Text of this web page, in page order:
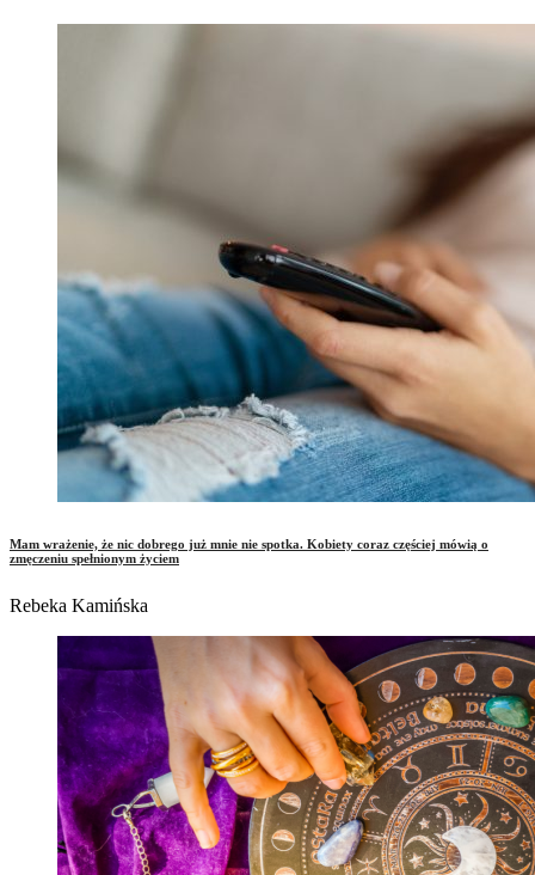
Mam wrażenie, że nic dobrego już mnie nie spotka. Kobiety coraz częściej mówią o
zmęczeniu spełnionym życiem
Rebeka Kamińska